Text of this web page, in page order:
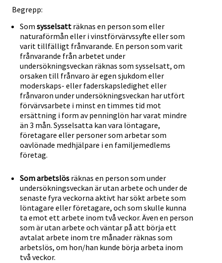
Begrepp:
Som sysselsatt räknas en person som eller
naturaförmån eller i vinstförvärvssyfte eller som
varit tillfälligt frånvarande. En person som varit
frånvarande från arbetet under
undersökningsveckan räknas som sysselsatt, om
orsaken till frånvaro är egen sjukdom eller
moderskaps- eller faderskapsledighet eller
frånvaron under undersökningsveckan har utfört
förvärvsarbete i minst en timmes tid mot
ersättning i form av penninglön har varat mindre
än 3 mån. Sysselsatta kan vara löntagare,
företagare eller personer som arbetar som
oavlönade medhjälpare i en familjemedlems
företag.
Som arbetslös räknas en person som under
undersökningsveckan är utan arbete och under de
senaste fyra veckorna aktivt har sökt arbete som
löntagare eller företagare, och som skulle kunna
ta emot ett arbete inom två veckor. Även en person
som är utan arbete och väntar på att börja ett
avtalat arbete inom tre månader räknas som
arbetslös, om hon/han kunde börja arbeta inom
två veckor.